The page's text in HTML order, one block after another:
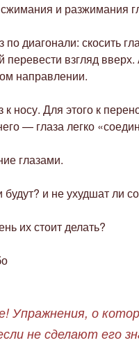
и разжимания
по диагонали: скосить
перевести взгляд
направлении.
носу. Для этого к
— глаза легко
глазами.
и не ухудшат ли
их стоит делать?
Упражнения, о
не сделают его